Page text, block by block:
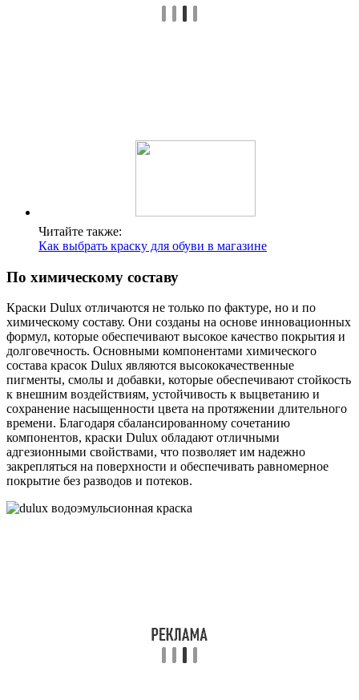
Читайте также:
Как выбрать краску для обуви в магазине
По химическому составу
Краски Dulux отличаются не только по фактуре, но и по
химическому составу. Они созданы на основе инновационных
формул, которые обеспечивают высокое качество покрытия и
долговечность. Основными компонентами химического
состава красок Dulux являются высококачественные
пигменты, смолы и добавки, которые обеспечивают стойкость
к внешним воздействиям, устойчивость к выцветанию и
сохранение насыщенности цвета на протяжении длительного
времени. Благодаря сбалансированному сочетанию
компонентов, краски Dulux обладают отличными
адгезионными свойствами, что позволяет им надежно
закрепляться на поверхности и обеспечивать равномерное
покрытие без разводов и потеков.